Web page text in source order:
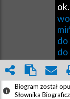
do
do
Biogram został
Słownika